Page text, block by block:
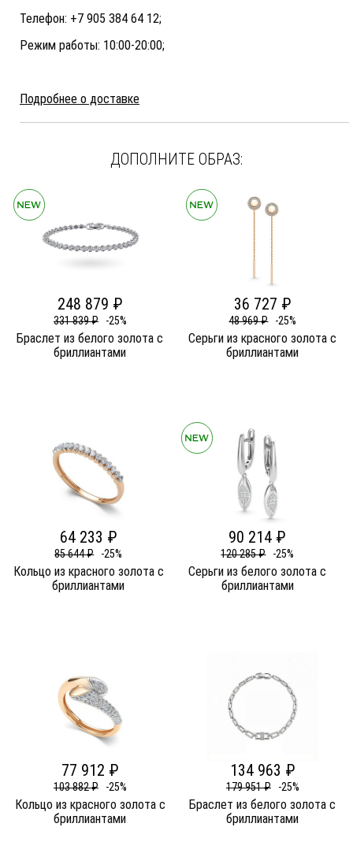
Телефон: +7 905 384 64 12;
Режим работы: 10:00-20:00;
Подробнее о доставке
ДОПОЛНИТЕ ОБРАЗ:
248 879 ₽
331 839 ₽ -25%
Браслет из белого золота c
бриллиантами
36 727 ₽
48 969 ₽ -25%
Серьги из красного золота c
бриллиантами
64 233 ₽
85 644 ₽ -25%
Кольцо из красного золота c
бриллиантами
90 214 ₽
120 285 ₽ -25%
Серьги из белого золота c
бриллиантами
77 912 ₽
103 882 ₽ -25%
Кольцо из красного золота c
бриллиантами
134 963 ₽
179 951 ₽ -25%
Браслет из белого золота c
бриллиантами